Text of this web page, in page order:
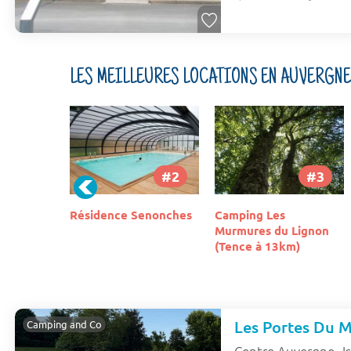
LES MEILLEURES LOCATIONS EN
#3
Camping Les
#4
Camping Le Village
des Monédières
Camping and Co Les Portes Du